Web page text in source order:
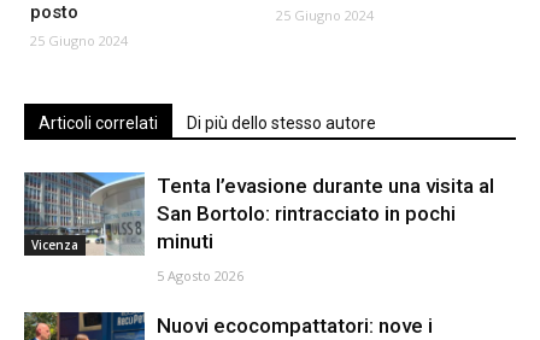
posto
25 Giugno 2024
25 Giugno 2024
Articoli correlati Di più dello stesso autore
Vicenza
Tenta l’evasione durante una visita al
San Bortolo: rintracciato in pochi
minuti
5 Agosto 2026
Nuovi ecocompattatori: nove i